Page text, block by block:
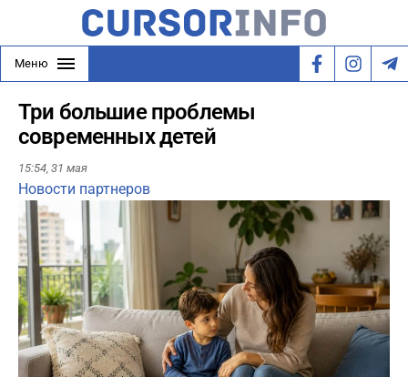
Меню
Три большие проблемы
современных детей
15:54, 31 мая
Новости партнеров